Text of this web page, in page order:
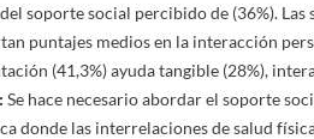
soporte social percibido de (36%). Las
puntajes medios en la interacción
(41,3%) ayuda tangible (28%),
Se hace necesario abordar el soporte
donde las interrelaciones de salud